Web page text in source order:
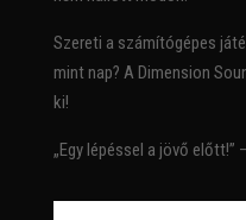
Szereti a számítógépes
mint nap? A Dimension
ki!
„Egy lépéssel a jövő előtt!”